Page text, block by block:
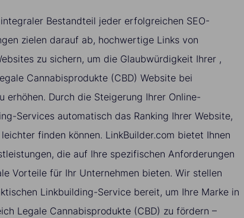
Bestandteil jeder erfolgreichen SEO-
zielen darauf ab, hochwertige Links von
zu sichern, um die Glaubwürdigkeit Ihrer ,
Cannabisprodukte (CBD) Website bei
erhöhen. Durch die Steigerung Ihrer Online-
Services automatisch das Ranking Ihrer Website,
finden können. LinkBuilder.com bietet Ihnen
die auf Ihre spezifischen Anforderungen
Vorteile für Ihr Unternehmen bieten. Wir stellen
Linkbuilding-Service bereit, um Ihre Marke in
Legale Cannabisprodukte (CBD) zu fördern –